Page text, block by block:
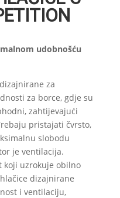
udobnošću
za
za borce, gdje su
zahtijevajući
pristajati čvrsto,
slobodu
je ventilacija.
koji uzrokuje obilno
dizajnirane
i ventilaciju,